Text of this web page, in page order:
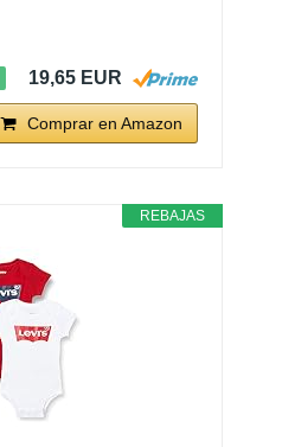
19,65 EUR
Comprar en Amazon
REBAJAS